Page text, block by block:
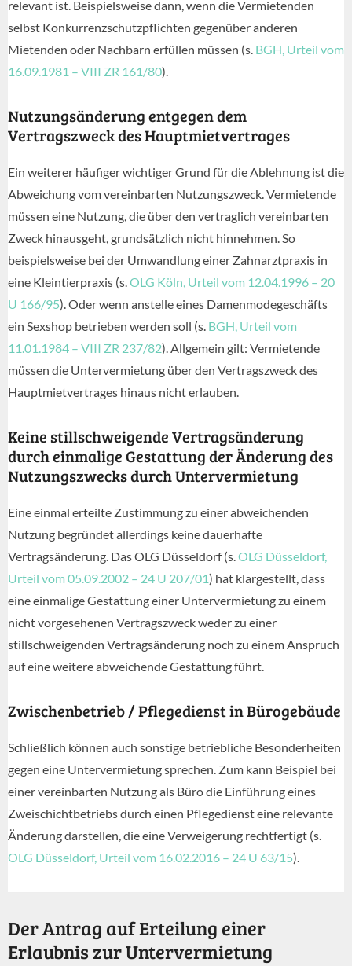
relevant ist. Beispielsweise dann, wenn die Vermietenden
selbst Konkurrenzschutzpflichten gegenüber anderen
Mietenden oder Nachbarn erfüllen müssen (s. BGH, Urteil vom
16.09.1981 – VIII ZR 161/80).
Nutzungsänderung entgegen dem
Vertragszweck des Hauptmietvertrages
Ein weiterer häufiger wichtiger Grund für die Ablehnung ist die
Abweichung vom vereinbarten Nutzungszweck. Vermietende
müssen eine Nutzung, die über den vertraglich vereinbarten
Zweck hinausgeht, grundsätzlich nicht hinnehmen. So
beispielsweise bei der Umwandlung einer Zahnarztpraxis in
eine Kleintierpraxis (s.OLG Köln, Urteil vom 12.04.1996 – 20
U 166/95). Oder wenn anstelle eines Damenmodegeschäfts
ein Sexshop betrieben werden soll (s. BGH, Urteil vom
11.01.1984 – VIII ZR 237/82). Allgemein gilt: Vermietende
müssen die Untervermietung über den Vertragszweck des
Hauptmietvertrages hinaus nicht erlauben.
Keine stillschweigende Vertragsänderung
durch einmalige Gestattung der Änderung des
Nutzungszwecks durch Untervermietung
Eine einmal erteilte Zustimmung zu einer abweichenden
Nutzung begründet allerdings keine dauerhafte
Vertragsänderung. Das OLG Düsseldorf (s.OLG Düsseldorf,
Urteil vom 05.09.2002 – 24 U 207/01) hat klargestellt, dass
eine einmalige Gestattung einer Untervermietung zu einem
nicht vorgesehenen Vertragszweck weder zu einer
stillschweigenden Vertragsänderung noch zu einem Anspruch
auf eine weitere abweichende Gestattung führt.
Zwischenbetrieb / Pflegedienst in Bürogebäude
Schließlich können auch sonstige betriebliche Besonderheiten
gegen eine Untervermietung sprechen. Zum kann Beispiel bei
einer vereinbarten Nutzung als Büro die Einführung eines
Zweischichtbetriebs durch einen Pflegedienst eine relevante
Änderung darstellen, die eine Verweigerung rechtfertigt (s.
OLG Düsseldorf, Urteil vom 16.02.2016 – 24 U 63/15).
Der Antrag auf Erteilung einer
Erlaubnis zur Untervermietung